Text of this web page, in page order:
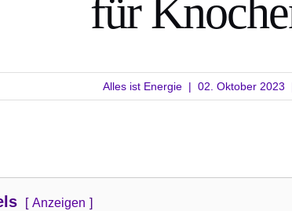
für
Alles ist Energie | 02. Oktober 2023
Anzeigen